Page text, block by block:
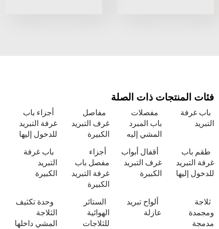
ذات الصلة
مفصلات
باب المبرد
مفاصل
غرف التبريد
الكبيرة
أجزاء باب
غرفة التبريد
للدخول إليها
أقفال أبواب
غرف التبريد
الكبيرة
أجزاء
مفصل باب
غرفة التبريد
باب غرفة
التبريد
الكبيرة
ألواح تبريد
عازلة
الستائر
الهوائية
وحدة تكثيف
الثلاجة
المشي داخلها